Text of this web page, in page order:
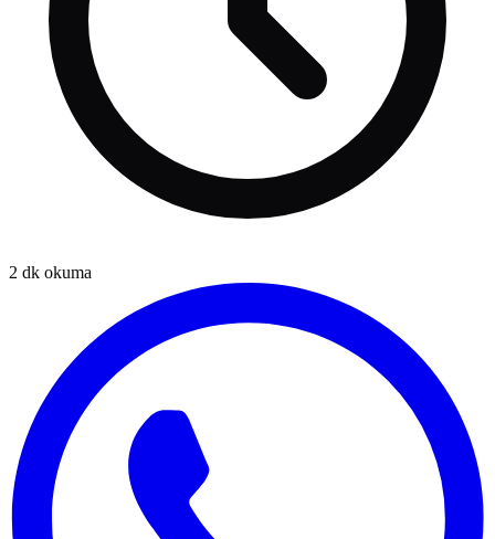
2 dk okuma